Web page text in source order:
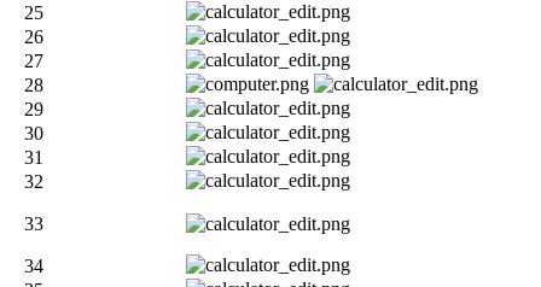
25
26
27
28
29
30
31
32
33
34